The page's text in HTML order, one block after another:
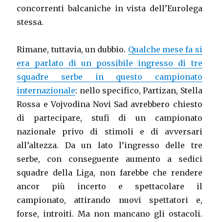
concorrenti balcaniche in vista dell’Eurolega
stessa.
Rimane, tuttavia, un dubbio. Qualche mese fa si
era parlato di un possibile ingresso di tre
squadre serbe in questo campionato
internazionale: nello specifico, Partizan, Stella
Rossa e Vojvodina Novi Sad avrebbero chiesto
di partecipare, stufi di un campionato
nazionale privo di stimoli e di avversari
all’altezza. Da un lato l’ingresso delle tre
serbe, con conseguente aumento a sedici
squadre della Liga, non farebbe che rendere
ancor più incerto e spettacolare il
campionato, attirando nuovi spettatori e,
forse, introiti. Ma non mancano gli ostacoli.